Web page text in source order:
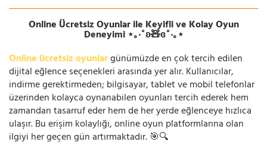
Online Ücretsiz Oyunlar ile Keyifli ve Kolay Oyun
Deneyimi ⋆｡‧˚ʚ🧸ɞ˚‧｡⋆
Online ücretsiz oyunlargünümüzde en çok tercih edilen
dijital eğlence seçenekleri arasında yer alır. Kullanıcılar,
indirme gerektirmeden; bilgisayar, tablet ve mobil telefonlar
üzerinden kolayca oynanabilen oyunları tercih ederek hem
zamandan tasarruf eder hem de her yerde eğlenceye hızlıca
ulaşır. Bu erişim kolaylığı, online oyun platformlarına olan
ilgiyi her geçen gün artırmaktadır. 🎯🔍